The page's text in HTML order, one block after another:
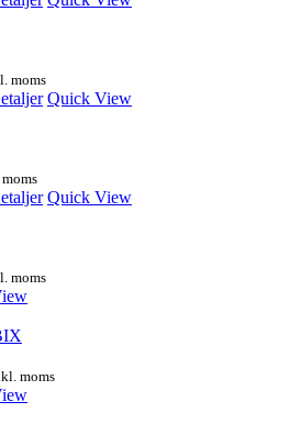
moms
Quick View
Quick View
moms
moms